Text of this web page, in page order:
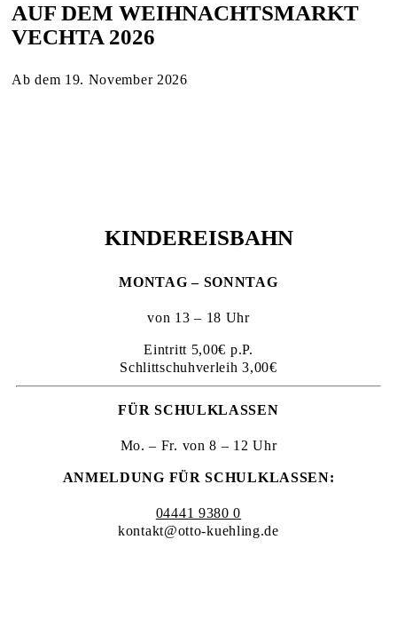
AUF DEM WEIHNACHTSMARKT
VECHTA 2026
Ab dem 19. November 2026
KINDEREISBAHN
MONTAG – SONNTAG
von 13 – 18 Uhr
Eintritt 5,00€ p.P.
Schlittschuhverleih 3,00€
FÜR SCHULKLASSEN
Mo. – Fr. von 8 – 12 Uhr
ANMELDUNG FÜR SCHULKLASSEN:
04441 9380 0
kontakt@otto-kuehling.de